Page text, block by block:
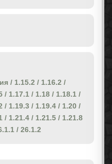
/ 1.15.2 / 1.16.2 /
/ 1.17.1 / 1.18 / 1.18.1 /
/ 1.19.3 / 1.19.4 / 1.20 /
/ 1.21.4 / 1.21.5 / 1.21.8
/ 26.1.2